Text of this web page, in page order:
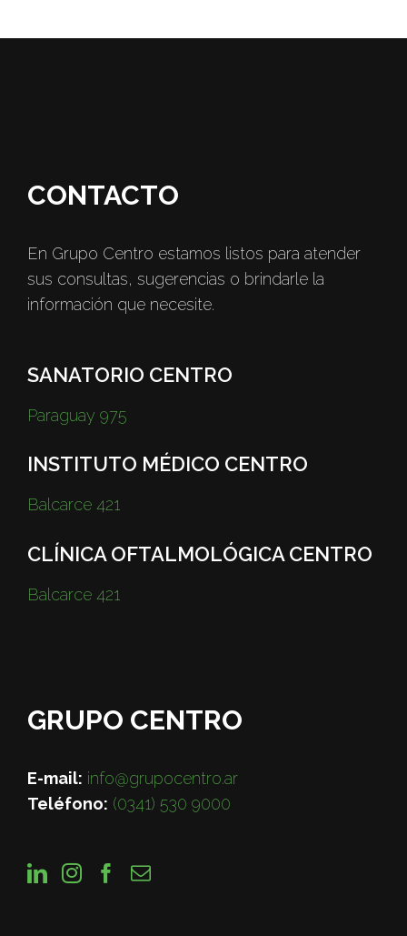
CONTACTO
En Grupo Centro estamos listos para atender
sus consultas, sugerencias o brindarle la
información que necesite.
SANATORIO CENTRO
Paraguay 975
INSTITUTO MÉDICO CENTRO
Balcarce 421
CLÍNICA OFTALMOLÓGICA CENTRO
Balcarce 421
GRUPO CENTRO
E-mail: info@grupocentro.ar
Teléfono: (0341) 530 9000